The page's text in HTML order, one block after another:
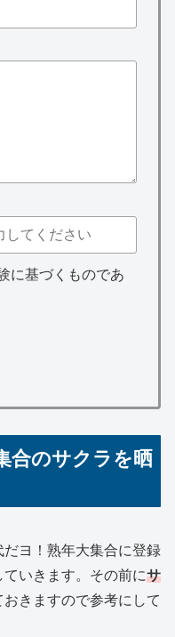
に基づくものであ
合のサクラを晒
ヨ！熟年大集合に登録
いきます。その前にサ
きますので参考にして